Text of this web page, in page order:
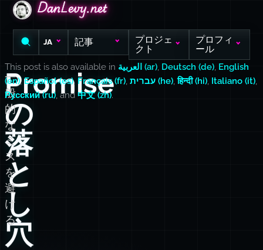
DanLevy.net
DanLevy.net
DanLevy.net
JA 記事
プロジェ
クト
プロフィ
ール
Promise
の
落
と
し
穴
一
般
的
な
ミ
ス
を
避
け
る
This post is also available in العربية (ar), Deutsch (de), English
(en), Español (es), Français (fr), עברית (he),हिन्दी (hi), Italiano (it),
Русский (ru), and 中文 (zh).